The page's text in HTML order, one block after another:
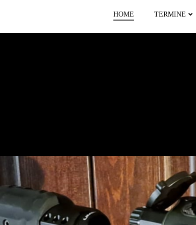
HOME TERMINE